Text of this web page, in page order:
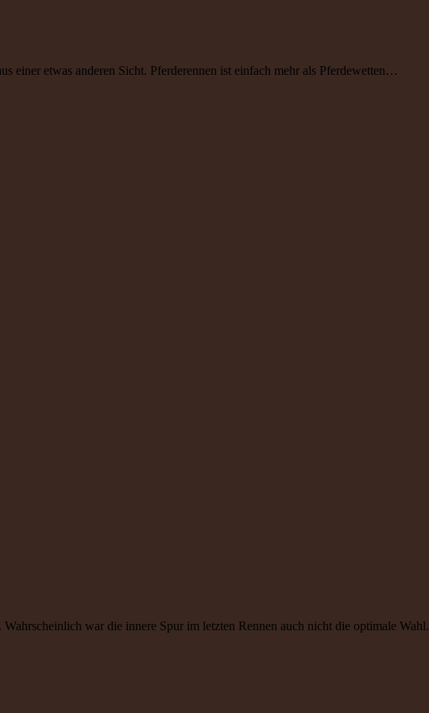
einer etwas anderen Sicht. Pferderennen ist einfach mehr als Pferdewetten…
war die innere Spur im letzten Rennen auch nicht die optimale Wahl.